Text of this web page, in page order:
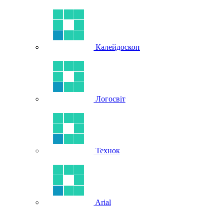
Калейдоскоп
Логосвіт
Технок
Arial